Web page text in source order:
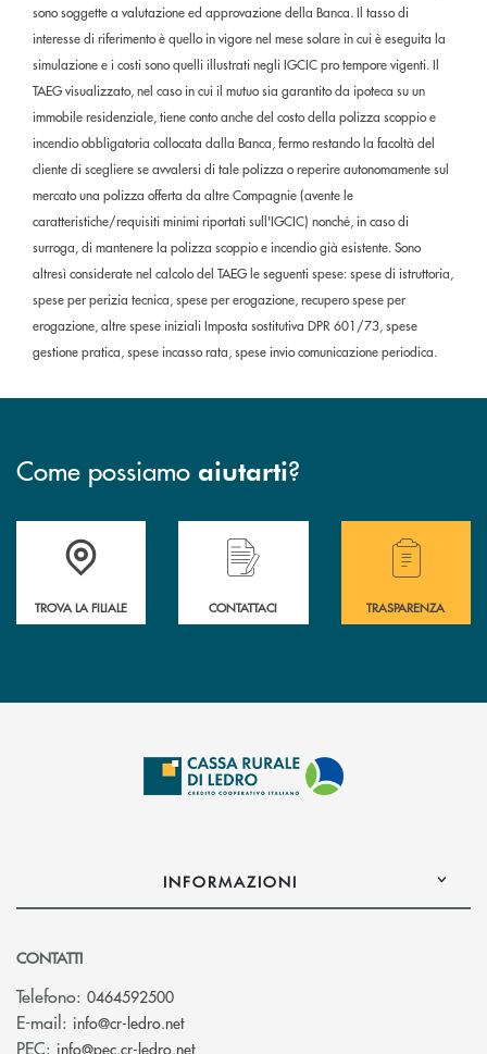
sono soggette a valutazione ed approvazione della Banca. Il tasso di
interesse di riferimento è quello in vigore nel mese solare in cui è eseguita la
simulazione e i costi sono quelli illustrati negli IGCIC pro tempore vigenti. Il
TAEG visualizzato, nel caso in cui il mutuo sia garantito da ipoteca su un
immobile residenziale, tiene conto anche del costo della polizza scoppio e
incendio obbligatoria collocata dalla Banca, fermo restando la facoltà del
cliente di scegliere se avvalersi di tale polizza o reperire autonomamente sul
mercato una polizza offerta da altre Compagnie (avente le
caratteristiche/requisiti minimi riportati sull'IGCIC) nonché, in caso di
surroga, di mantenere la polizza scoppio e incendio già esistente. Sono
altresì considerate nel calcolo del TAEG le seguenti spese: spese di istruttoria,
spese per perizia tecnica, spese per erogazione, recupero spese per
erogazione, altre spese iniziali Imposta sostitutiva DPR 601/73, spese
gestione pratica, spese incasso rata, spese invio comunicazione periodica.
Come possiamo aiutarti?
Accedi all' elenco completo delle filiali .
TROVA LA FILIALE
Hai bisogno di assistenza immediata?
CONTATTACI
Hai bisogno di
TRASPARENZA
INFORMAZIONI
CONTATTI
Telefono: 0464592500
E-mail: info@cr-ledro.net(si apre l’app di posta elettronica)
PEC: info@pec.cr-ledro.net(si apre l’app di posta elettronica)